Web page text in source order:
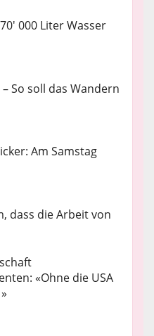
000 Liter Wasser
So soll das Wandern
Am Samstag
dass die Arbeit von
«Ohne die USA